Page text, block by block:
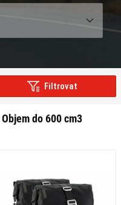
Filtrovat
Objem do 600 cm3